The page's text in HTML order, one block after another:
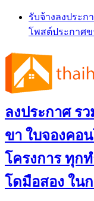
Skip
content
รับจ้างลงประ
โพสต์ประกาศ
ลงประกาศ ร
ขา ใบจองคอ
โครงการ ทุก
โดมือสอง ใน